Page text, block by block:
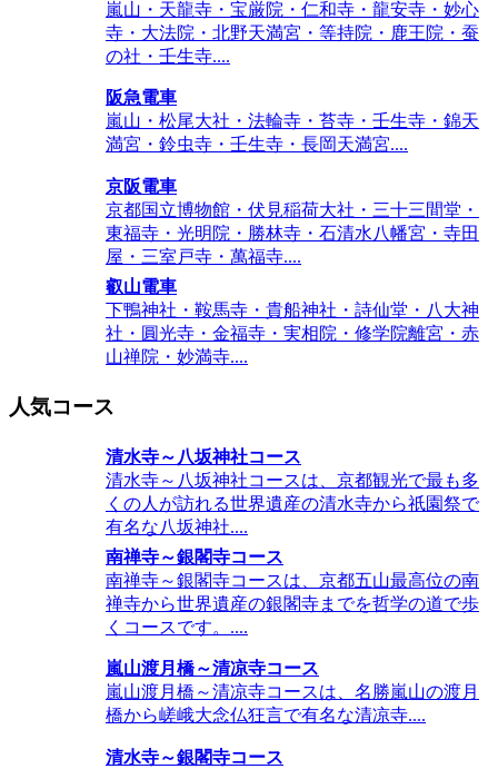
嵐山・天龍寺・宝厳院・仁和寺・龍安寺・妙心
寺・大法院・北野天満宮・等持院・鹿王院・蚕
の社・壬生寺....
阪急電車
嵐山・松尾大社・法輪寺・苔寺・壬生寺・錦天
満宮・鈴虫寺・壬生寺・長岡天満宮....
京阪電車
京都国立博物館・伏見稲荷大社・三十三間堂・
東福寺・光明院・勝林寺・石清水八幡宮・寺田
屋・三室戸寺・萬福寺....
叡山電車
下鴨神社・鞍馬寺・貴船神社・詩仙堂・八大神
社・圓光寺・金福寺・実相院・修学院離宮・赤
山禅院・妙満寺....
人気コース
清水寺～八坂神社コース
清水寺～八坂神社コースは、京都観光で最も多
くの人が訪れる世界遺産の清水寺から祇園祭で
有名な八坂神社....
南禅寺～銀閣寺コース
南禅寺～銀閣寺コースは、京都五山最高位の南
禅寺から世界遺産の銀閣寺までを哲学の道で歩
くコースです。....
嵐山渡月橋～清凉寺コース
嵐山渡月橋～清凉寺コースは、名勝嵐山の渡月
橋から嵯峨大念仏狂言で有名な清凉寺....
清水寺～銀閣寺コース